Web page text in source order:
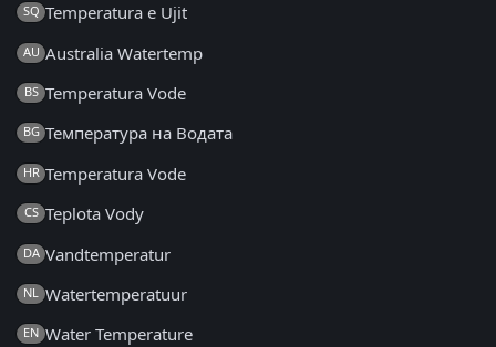
SQ Temperatura e Ujit
AU Australia Watertemp
BS Temperatura Vode
BG Температура на Водата
HR Temperatura Vode
CS Teplota Vody
DA Vandtemperatur
NL Watertemperatuur
EN Water Temperature